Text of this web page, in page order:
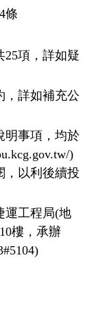
條
25項，詳如疑
，詳如補充公
明事項，均於
)
，以利後續投
運工程局(地
樓，承辦